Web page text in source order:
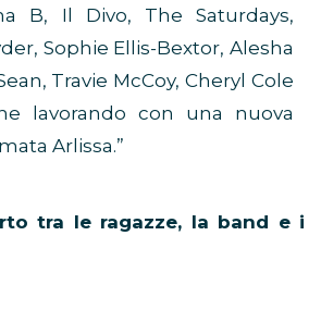
B, Il Divo, The Saturdays,
Sophie Ellis-Bextor, Alesha
Travie McCoy, Cheryl Cole
lavorando con una nuova
Arlissa.”
tra le ragazze, la band e i